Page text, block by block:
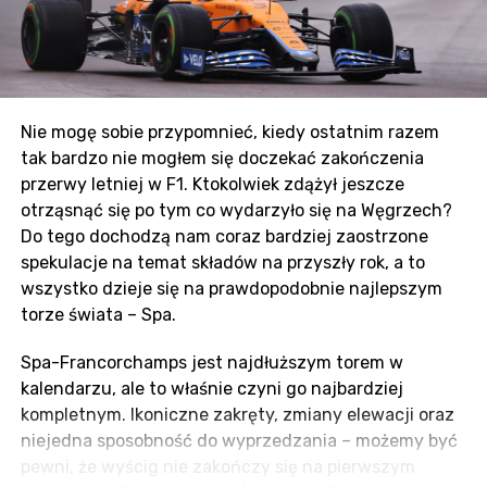
Dla Valtteriego Bottasa to może być ostatnie GP, na
które będzie miał wyraźny wpływ. Odniósł tu swoje
pierwsze zwycięstwo w F1 i w kolejnych latach
notował świetne wyniki. Z nieubłaganie zbliżającym
się końcem sezonu, a tym samym jego kariery w
Mercedesie, może nie mieć kolejnej tak dużej szansy,
żeby stanąć na najwyższym stopniu podium. Z drugiej
strony, z Verstappenem z tyłu, nietrudno wyobrazić
sobie zastosowania Team Orders i podarowania
zwycięstwa Hamiltonowi.
Ostatnie miejsce
Stawka na nową erę F1 w 2022 jest już prawie
ustalona. Po potwierdzeniu składów Williamsa oraz
Haasa zostało jedno wolne miejsce – Alfa Romeo.
Smutnym jest fakt, że mimo naprawdę
spektakularnych rezultatów Giovinazzi może
Nie mogę sobie przypomnieć, kiedy ostatnim razem
tak bardzo nie mogłem się doczekać zakończenia
przerwy letniej w F1. Ktokolwiek zdążył jeszcze
otrząsnąć się po tym co wydarzyło się na Węgrzech?
Do tego dochodzą nam coraz bardziej zaostrzone
spekulacje na temat składów na przyszły rok, a to
wszystko dzieje się na prawdopodobnie najlepszym
torze świata – Spa.
Spa-Francorchamps jest najdłuższym torem w
kalendarzu, ale to właśnie czyni go najbardziej
kompletnym. Ikoniczne zakręty, zmiany elewacji oraz
niejedna sposobność do wyprzedzania – możemy być
pewni, że wyścig nie zakończy się na pierwszym